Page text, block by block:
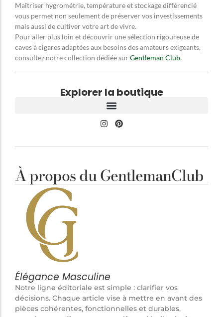
Maîtriser hygrométrie, température et stockage différencié
vous permet non seulement de préserver vos investissements
mais aussi de cultiver votre art de vivre.
Pour aller plus loin et découvrir une sélection rigoureuse de
caves à cigares adaptées aux besoins des amateurs exigeants,
consultez notre collection dédiée surGentleman Club.
Explorer la boutique
À propos du GentlemanClub
Élégance Masculine
Notre ligne éditoriale est simple : clarifier vos
décisions. Chaque article vise à mettre en avant des
pièces cohérentes, fonctionnelles et durables,